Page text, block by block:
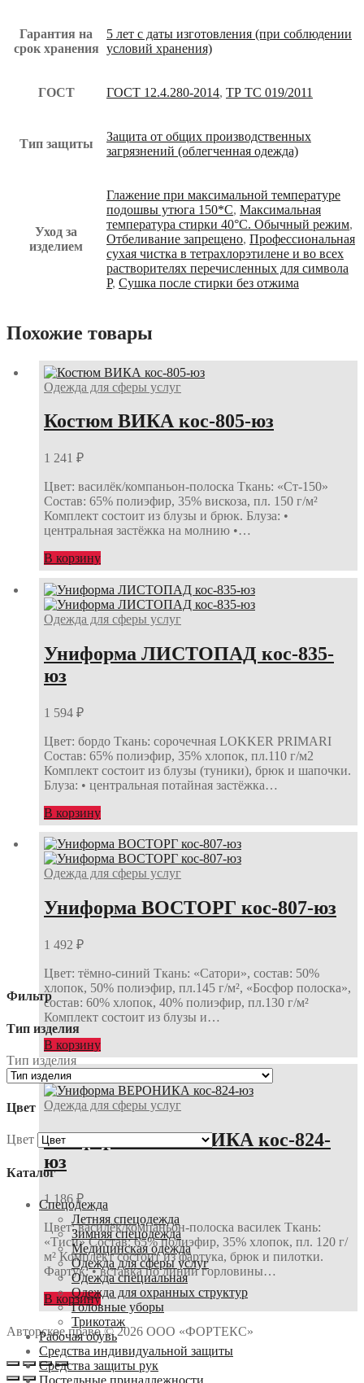
Гарантия на
срок хранения
5 лет с даты изготовления (при соблюдении
условий хранения)
ГОСТ ГОСТ 12.4.280-2014, ТР ТС 019/2011
Тип защиты
Защита от общих производственных
загрязнений (облегченная одежда)
Уход за
изделием
Глажение при максимальной температуре
подошвы утюга 150*С, Максимальная
температура стирки 40°С. Обычный режим,
Отбеливание запрещено, Профессиональная
сухая чистка в тетрахлорэтилене и во всех
растворителях перечисленных для символа
Р, Сушка после стирки без отжима
Похожие товары
Одежда для сферы услуг
Костюм ВИКА кос-805-юз
1 241 ₽
Цвет: василёк/компаньон-полоска Ткань: «Ст-150»
Состав: 65% полиэфир, 35% вискоза, пл. 150 г/м²
Комплект состоит из блузы и брюк. Блуза: •
центральная застёжка на молнию •…
В корзину
Одежда для сферы услуг
Униформа ЛИСТОПАД кос-835-
юз
1 594 ₽
Цвет: бордо Ткань: сорочечная LOKKER PRIMARI
Состав: 65% полиэфир, 35% хлопок, пл.110 г/м2
Комплект состоит из блузы (туники), брюк и шапочки.
Блуза: • центральная потайная застёжка…
В корзину
Одежда для сферы услуг
Униформа ВОСТОРГ кос-807-юз
1 492 ₽
Цвет: тёмно-синий Ткань: «Сатори», состав: 50%
хлопок, 50% полиэфир, пл.145 г/м², «Босфор полоска»,
состав: 60% хлопок, 40% полиэфир, пл.130 г/м²
Комплект состоит из блузы и…
В корзину
Одежда для сферы услуг
Униформа ВЕРОНИКА кос-824-
юз
1 186 ₽
Цвет: василёк/компаньон-полоска василек Ткань:
«Тиси» Состав: 65% полиэфир, 35% хлопок, пл. 120 г/
м² Комплект состоит из фартука, брюк и пилотки.
Фартук: • вставка по линии горловины…
В корзину
Авторское право © 2026 ООО «ФОРТЕКС»
Фильтр
Тип изделия
Тип изделия
Цвет
Цвет
Каталог
Спецодежда
Летняя спецодежда
Зимняя спецодежда
Медицинская одежда
Одежда для сферы услуг
Одежда специальная
Одежда для охранных структур
Головные уборы
Трикотаж
Рабочая обувь
Средства индивидуальной защиты
Средства защиты рук
Постельные принадлежности